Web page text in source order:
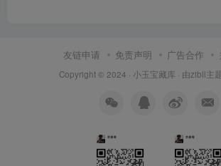
友链申请 免责声明 广告合作
Copyright © 2024 · 小玉宝藏库 · 由zibll主题